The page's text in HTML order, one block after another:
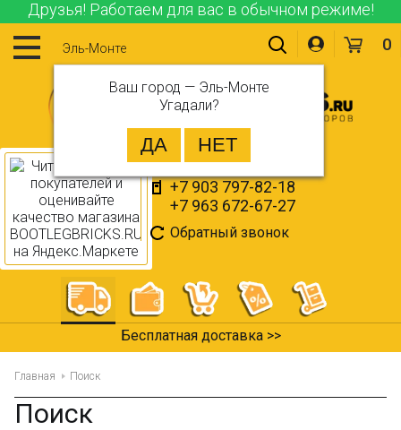
Друзья! Работаем для вас в обычном режиме!
Эль-Монте
Ваш город — Эль-Монте
Угадали?
+7 903 797-82-18
+7 963 672-67-27
Обратный звонок
0
Бесплатная доставка >>
Главная Поиск
Поиск